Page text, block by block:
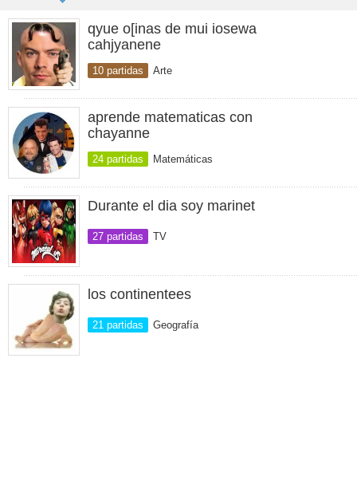
qyue o[inas de mui iosewa
cahjyanene
10 partidas Arte
aprende matematicas con
chayanne
24 partidas Matemáticas
Durante el dia soy marinet
27 partidas TV
los continentees
21 partidas Geografía